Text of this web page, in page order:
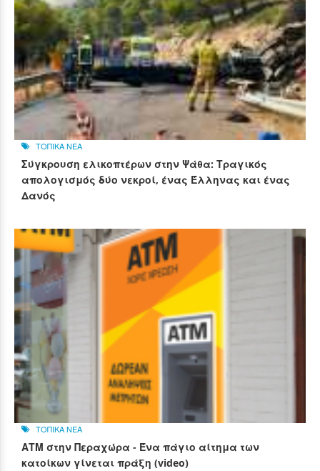
ΤΟΠΙΚΑ ΝΕΑ
Σύγκρουση ελικοπτέρων στην Ψάθα: Τραγικός
απολογισμός δύο νεκροί, ένας Έλληνας και ένας
Δανός
ΤΟΠΙΚΑ ΝΕΑ
ΑΤΜ στην Περαχώρα - Ένα πάγιο αίτημα των
κατοίκων γίνεται πράξη (video)